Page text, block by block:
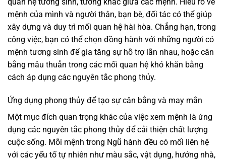
mệnh của mình và người thân, bạn bè, đối tác có thể giúp
xây dựng và duy trì mối quan hệ hài hòa. Chẳng hạn, trong
công việc, bạn có thể chọn đồng hành với những người có
mệnh tương sinh để gia tăng sự hỗ trợ lẫn nhau, hoặc cân
bằng mâu thuẫn trong các mối quan hệ khó khăn bằng
cách áp dụng các nguyên tắc phong thủy.
Ứng dụng phong thủy để tạo sự cân bằng và may mắn
Một mục đích quan trọng khác của việc xem mệnh là ứng
dụng các nguyên tắc phong thủy để cải thiện chất lượng
cuộc sống. Mỗi mệnh trong Ngũ hành đều có mối liên hệ
với các yếu tố tự nhiên như màu sắc, vật dụng, hướng nhà,